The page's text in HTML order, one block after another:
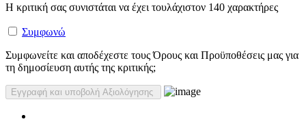
Η κριτική σας συνιστάται να έχει τουλάχιστον 140 χαρακτήρες
Συμφωνώ
Συμφωνείτε και αποδέχεστε τους Όρους και Προϋποθέσεις μας για
τη δημοσίευση αυτής της κριτικής;